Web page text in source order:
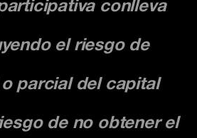
conlleva
el riesgo de
parcial del capital
de no obtener el